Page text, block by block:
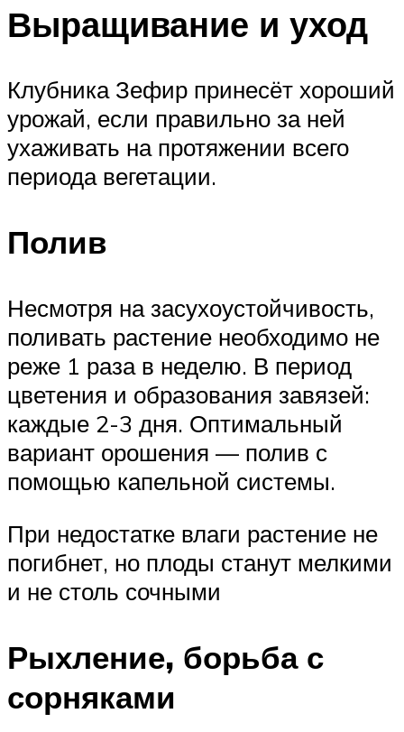
Выращивание и уход
Клубника Зефир принесёт хороший
урожай, если правильно за ней
ухаживать на протяжении всего
периода вегетации.
Полив
Несмотря на засухоустойчивость,
поливать растение необходимо не
реже 1 раза в неделю. В период
цветения и образования завязей:
каждые 2-3 дня. Оптимальный
вариант орошения — полив с
помощью капельной системы.
При недостатке влаги растение не
погибнет, но плоды станут мелкими
и не столь сочными
Рыхление, борьба с
сорняками